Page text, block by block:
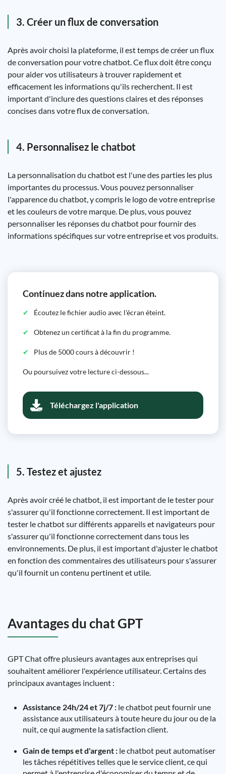
3. Créer un flux de conversation
Après avoir choisi la plateforme, il est temps de créer un flux
de conversation pour votre chatbot. Ce flux doit être conçu
pour aider vos utilisateurs à trouver rapidement et
efficacement les informations qu'ils recherchent. Il est
important d'inclure des questions claires et des réponses
concises dans votre flux de conversation.
4. Personnalisez le chatbot
La personnalisation du chatbot est l'une des parties les plus
importantes du processus. Vous pouvez personnaliser
l'apparence du chatbot, y compris le logo de votre entreprise
et les couleurs de votre marque. De plus, vous pouvez
personnaliser les réponses du chatbot pour fournir des
informations spécifiques sur votre entreprise et vos produits.
Continuez dans notre application.
Écoutez le fichier audio avec l'écran éteint.
Obtenez un certificat à la fin du programme.
Plus de 5000 cours à découvrir !
Ou poursuivez votre lecture ci-dessous...
Téléchargez l'application
5. Testez et ajustez
Après avoir créé le chatbot, il est important de le tester pour
s'assurer qu'il fonctionne correctement. Il est important de
tester le chatbot sur différents appareils et navigateurs pour
s'assurer qu'il fonctionne correctement dans tous les
environnements. De plus, il est important d'ajuster le chatbot
en fonction des commentaires des utilisateurs pour s'assurer
qu'il fournit un contenu pertinent et utile.
Avantages du chat GPT
GPT Chat offre plusieurs avantages aux entreprises qui
souhaitent améliorer l'expérience utilisateur. Certains des
principaux avantages incluent :
Assistance 24h/24 et 7j/7 : le chatbot peut fournir une
assistance aux utilisateurs à toute heure du jour ou de la
nuit, ce qui augmente la satisfaction client.
Gain de temps et d'argent : le chatbot peut automatiser
les tâches répétitives telles que le service client, ce qui